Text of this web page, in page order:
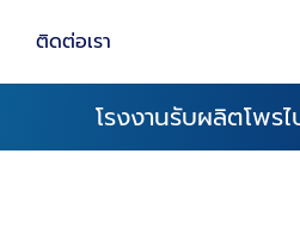
ติดต่อเรา
โรงงานรับผลิตโพร